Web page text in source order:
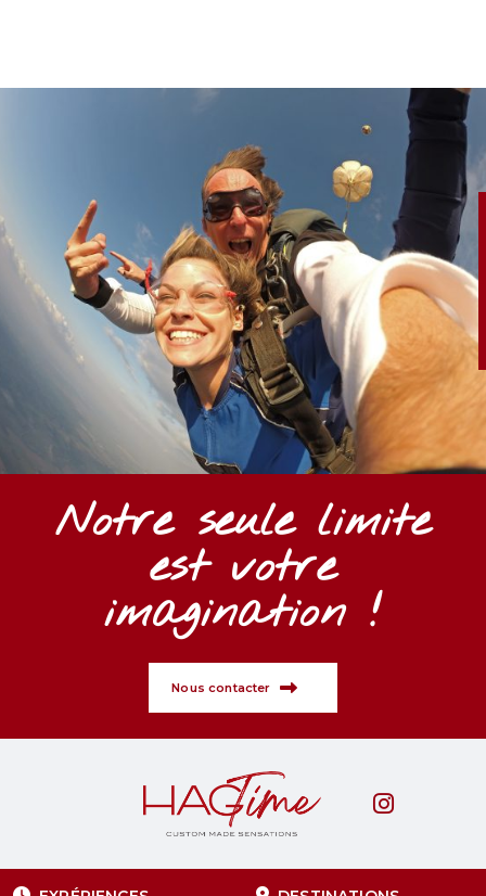
!
Notre seule limite
est votre
imagination !
Nous contacter